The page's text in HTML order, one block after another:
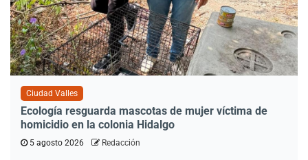
Ciudad Valles
Ecología resguarda mascotas de mujer víctima de
homicidio en la colonia Hidalgo
5 agosto 2026 Redacción